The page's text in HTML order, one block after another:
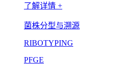
了解详情 +
菌株分型与溯源
RIBOTYPING
PFGE